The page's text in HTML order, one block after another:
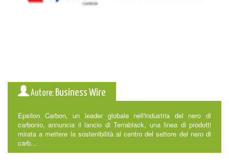
Autore: Business Wire
Epsilon Carbon, un leader globale nell'industria del nero di
carbonio, annuncia il lancio di Terrablack, una linea di prodotti
mirata a mettere la sostenibilità al centro del settore del nero di
carb...